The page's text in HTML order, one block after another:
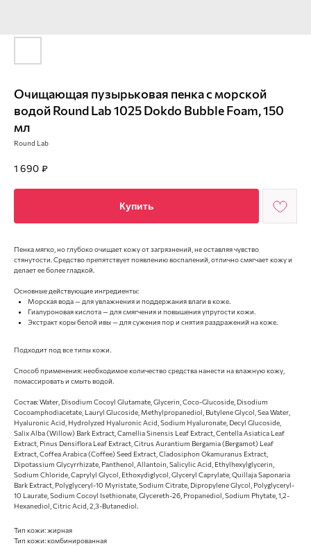
Очищающая пузырьковая пенка с морской
водой Round Lab 1025 Dokdo Bubble Foam, 150
мл
Round Lab
1 690 ₽
Купить
Пенка мягко, но глубоко очищает кожу от загрязнений, не оставляя чувство
стянутости. Средство препятствует появлению воспалений, отлично смягчает кожу и
делает ее более гладкой.
Основные действующие ингредиенты:
Морская вода — для увлажнения и поддержания влаги в коже.
Гиалуроновая кислота — для смягчения и повышения упругости кожи.
Экстракт коры белой ивы — для сужения пор и снятия раздражений на коже.
Подходит под все типы кожи.
Способ применения: необходимое количество средства нанести на влажную кожу,
помассировать и смыть водой.
Состав: Water, Disodium Cocoyl Glutamate, Glycerin, Coco-Glucoside, Disodium
Cocoamphodiacetate, Lauryl Glucoside, Methylpropanediol, Butylene Glycol, Sea Water,
Hyaluronic Acid, Hydrolyzed Hyaluronic Acid, Sodium Hyaluronate, Decyl Glucoside,
Salix Alba (Willow) Bark Extract, Camellia Sinensis Leaf Extract, Centella Asiatica Leaf
Extract, Pinus Densiflora Leaf Extract, Citrus Aurantium Bergamia (Bergamot) Leaf
Extract, Coffea Arabica (Coffee) Seed Extract, Cladosiphon Okamuranus Extract,
Dipotassium Glycyrrhizate, Panthenol, Allantoin, Salicylic Acid, Ethylhexylglycerin,
Sodium Chloride, Caprylyl Glycol, Ethoxydiglycol, Glyceryl Caprylate, Quillaja Saponaria
Bark Extract, Polyglyceryl-10 Myristate, Sodium Citrate, Dipropylene Glycol, Polyglyceryl-
10 Laurate, Sodium Cocoyl Isethionate, Glycereth-26, Propanediol, Sodium Phytate, 1,2-
Hexanediol, Citric Acid, 2,3-Butanediol.
Тип кожи: жирная
Тип кожи: комбинированная